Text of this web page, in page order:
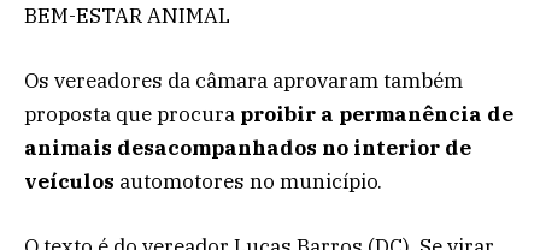
BEM-ESTAR ANIMAL
Os vereadores da câmara aprovaram também
proposta que procura proibir a permanência de
animais desacompanhados no interior de
veículos automotores no município.